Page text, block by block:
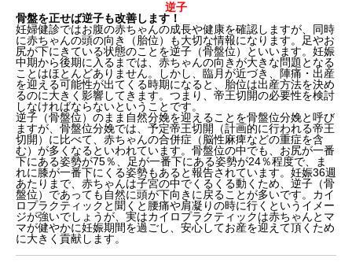
逆子
骨盤を正せば逆子も改善します！
妊婦健診ではお腹の赤ちゃんの成長や健康を確認しますが、同時
に赤ちゃんの頭の向き（胎位）も大切な情報になります。足やお
尻が下にきている状態のことを逆子（骨盤位）といいます。妊娠
中期から後期に入るまでは、赤ちゃんの向きが大きな問題となる
ことはほとんどありません。しかし、臨月が近づき、陣痛・出産
を迎える可能性が出てくる時期になると、胎位は出産方法を決め
るのに大きく影響してきます。つまり、帝王切開の必要性を検討
しなければならないということです。
逆子（骨盤位）のまま自然分娩を迎えることを骨盤位分娩と呼び
ますが、骨盤位分娩では、予定帝王切開（計画的に行われる帝王
切開）に比べて、赤ちゃんの合併症（脳性麻痺などの重症を含
む）が多くなるといわれています。骨盤位の中でも、お尻が一番
下にある姿勢が75％、足が一番下にある姿勢が24％程度で、ま
れに膝が一番下にくる姿勢もあると報告されています。妊娠36週
あたりまで、赤ちゃんは子宮の中でくるくる動くため、逆子（骨
盤位）であっても自然に頭が下向きに戻ることが多いです。カイ
ロプラクティックと聞くと腰痛や肩凝りの時に行くというイメー
ジが強いでしょうが、実はカイロプラクティックは赤ちゃんとマ
マが健やかに妊娠期間を過ごし、安心してお産を迎えて頂くため
に大きく貢献します。